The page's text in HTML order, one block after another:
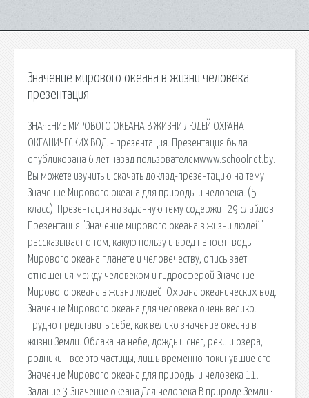
Значение мирового океана в жизни человека
презентация
ЗНАЧЕНИЕ МИРОВОГО ОКЕАНА В ЖИЗНИ ЛЮДЕЙ ОХРАНА
ОКЕАНИЧЕСКИХ ВОД. - презентация. Презентация была
опубликована 6 лет назад пользователемwww.schoolnet.by.
Вы можете изучить и скачать доклад-презентацию на тему
Значение Мирового океана для природы и человека. (5
класс). Презентация на заданную тему содержит 29 слайдов.
Презентация "Значение мирового океана в жизни людей"
рассказывает о том, какую пользу и вред наносят воды
Мирового океана планете и человечеству, описывает
отношения между человеком и гидросферой Значение
Мирового океана в жизни людей. Охрана океанических вод.
Значение Мирового океана для человека очень велико.
Трудно представить себе, как велико значение океана в
жизни Земли. Облака на небе, дождь и снег, реки и озера,
родники - все это частицы, лишь временно покинувшие его.
Значение Мирового океана для природы и человека 11.
Задание 3 Значение океана Для человека В природе Земли •